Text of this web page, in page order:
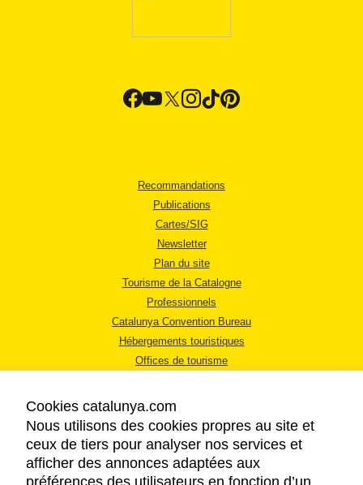
Recommandations
Publications
Cartes/SIG
Newsletter
Plan du site
Tourisme de la Catalogne
Professionnels
Catalunya Convention Bureau
Hébergements touristiques
Offices de tourisme
MENTIONS LÉGALES
Cookies catalunya.com
Nous utilisons des cookies propres au site et
ceux de tiers pour analyser nos services et
afficher des annonces adaptées aux
préférences des utilisateurs en fonction d’un